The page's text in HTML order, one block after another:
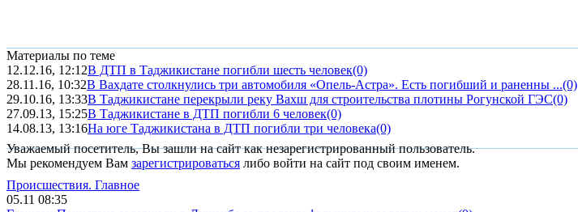
Материалы по теме
12.12.16, 12:12В ДТП в Таджикистане погибли шесть человек(0)
28.11.16, 10:32В Вахдате столкнулись три автомобиля «Опель-Астра». Есть погибший и раненны ...(0)
29.10.16, 13:33В Таджикистане перекрыли реку Вахш для строительства плотины Рогунской ГЭС(0)
27.09.13, 15:25В Таджикистане в ДТП погибли 6 человек(0)
14.08.13, 13:16На юге Таджикистана в ДТП погибли три человека(0)
Уважаемый посетитель, Вы зашли на сайт как незарегистрированный пользователь.
Мы рекомендуем Вам зарегистрироваться либо войти на сайт под своим именем.
Происшествия. Главное
05.11 08:35